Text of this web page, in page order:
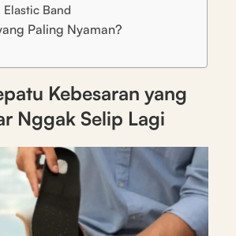
Band
Paling Nyaman?
Kebesaran yang
Nggak Selip Lagi